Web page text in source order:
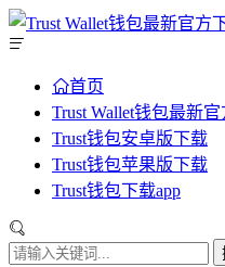
首页
Trust Wallet钱包最新
Trust钱包安卓版下载
Trust钱包苹果版下载
Trust钱包下载app